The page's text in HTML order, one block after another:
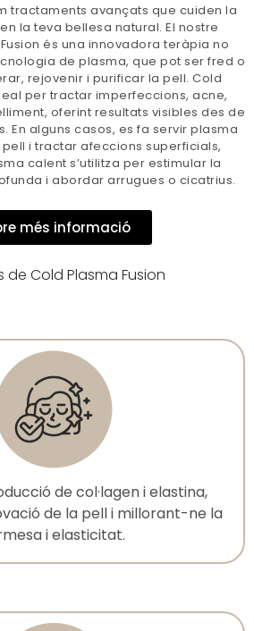
tractaments avançats que cuiden la
la teva bellesa natural. El nostre
és una innovadora teràpia no
de plasma, que pot ser fred o
rejovenir i purificar la pell. Cold
per tractar imperfeccions, acne,
oferint resultats visibles des de
En alguns casos, es fa servir plasma
i tractar afeccions superficials,
calent s’utilitza per estimular la
i abordar arrugues o cicatrius.
més informació
de Cold Plasma Fusion
de col·lagen i elastina,
de la pell i millorant-ne la
i elasticitat.